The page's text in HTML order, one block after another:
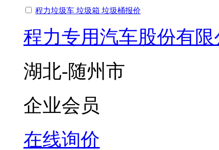
程力垃圾车 垃圾箱 垃圾桶报价
程力专用汽车股份有
湖北-随州市
企业会员
在线询价